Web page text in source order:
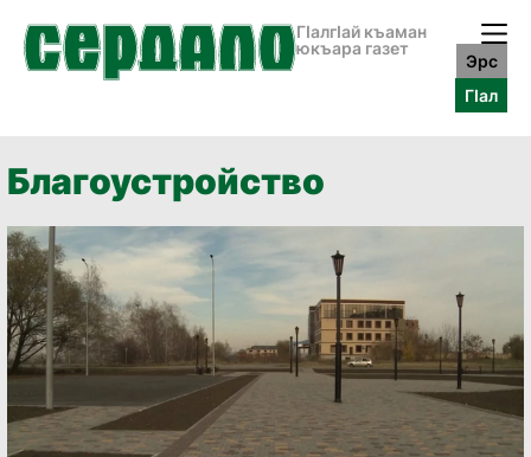
ГӀалгӀай къаман
юкъара газет
Эрс
ГӀал
Благоустройство